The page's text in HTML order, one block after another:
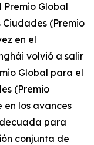
Premio Global
(Premio
en el
volvió a salir
Global para el
(Premio
en los avances
para
conjunta de